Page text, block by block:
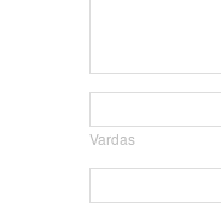
Vardas